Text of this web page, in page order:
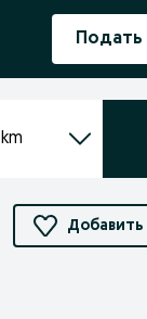
Добавить